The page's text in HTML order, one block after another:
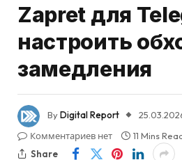
Zapret для
настроить
замедления
ByDigital Report
Комментариев нет
11 Mins
Share